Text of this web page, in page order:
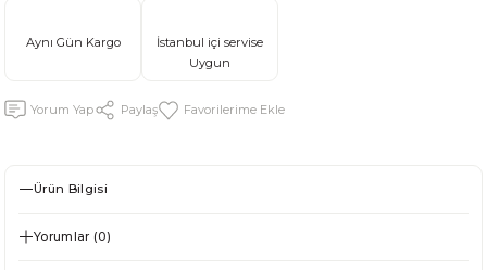
Aynı Gün Kargo
İstanbul içi servise
Uygun
Yorum Yap Paylaş
Ürün Bilgisi
Yorumlar (0)